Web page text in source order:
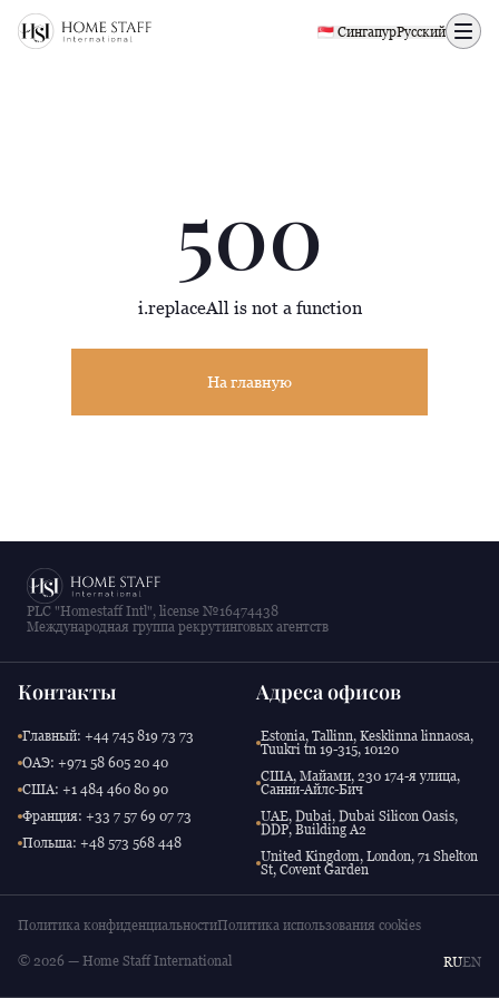
500 page
🇸🇬 СингапурРусский
500
i.replaceAll is not a function
На главную
PLC "Homestaff Intl", license №16474438
Международная группа рекрутинговых агентств
Контакты
Главный: +44 745 819 73 73
ОАЭ: +971 58 605 20 40
США: +1 484 460 80 90
Франция: +33 7 57 69 07 73
Польша: +48 573 568 448
Адреса офисов
Estonia, Tallinn, Kesklinna linnaosa,
Tuukri tn 19-315, 10120
США, Майами, 230 174-я улица,
Санни-Айлс-Бич
UAE, Dubai, Dubai Silicon Oasis,
DDP, Building A2
United Kingdom, London, 71 Shelton
St, Covent Garden
Политика конфиденциальностиПолитика использования cookies
© 2026 — Home Staff International RUEN